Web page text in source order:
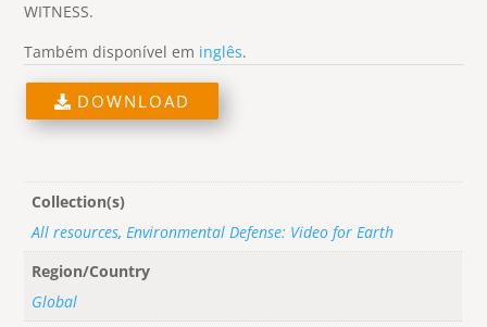
WITNESS.
Também disponível em inglês.
DOWNLOAD
Collection(s)
All resources,Environmental Defense: Video for Earth
Region/Country
Global